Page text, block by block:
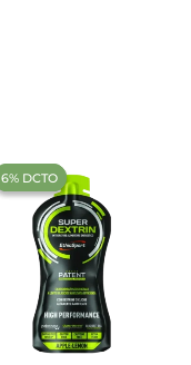
‍6% DCTO‍‍
‍6% DCTO‍‍